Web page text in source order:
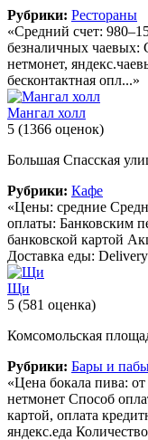
Рубрики: Рестораны
«Средний счет:
безналичных чаевых:
нетмонет,
бесконтактная опл...»
Мангал холл
5 (1366 оценок)
Большая Спасская
Рубрики: Кафе
«Цены: средние
оплаты: Банковским
банковской картой
Доставка еды:
Щи
5 (581 оценка)
Комсомольская
Рубрики: Бары и
«Цена бокала пива:
нетмонет Способ
картой, оплата
яндекс.еда